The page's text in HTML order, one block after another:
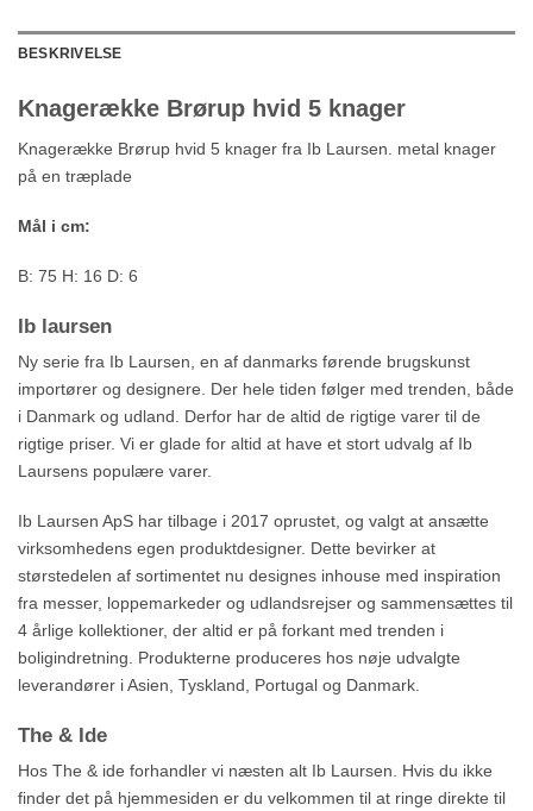
BESKRIVELSE
Knagerække Brørup hvid 5 knager
Knagerække Brørup hvid 5 knager fra Ib Laursen. metal knager
på en træplade
Mål i cm:
B: 75 H: 16 D: 6
Ib laursen
Ny serie fra Ib Laursen, en af danmarks førende brugskunst
importører og designere. Der hele tiden følger med trenden, både
i Danmark og udland. Derfor har de altid de rigtige varer til de
rigtige priser. Vi er glade for altid at have et stort udvalg af Ib
Laursens populære varer.
Ib Laursen ApS har tilbage i 2017 oprustet, og valgt at ansætte
virksomhedens egen produktdesigner. Dette bevirker at
størstedelen af sortimentet nu designes inhouse med inspiration
fra messer, loppemarkeder og udlandsrejser og sammensættes til
4 årlige kollektioner, der altid er på forkant med trenden i
boligindretning. Produkterne produceres hos nøje udvalgte
leverandører i Asien, Tyskland, Portugal og Danmark.
The & Ide
Hos The & ide forhandler vi næsten alt Ib Laursen. Hvis du ikke
finder det på hjemmesiden er du velkommen til at ringe direkte til